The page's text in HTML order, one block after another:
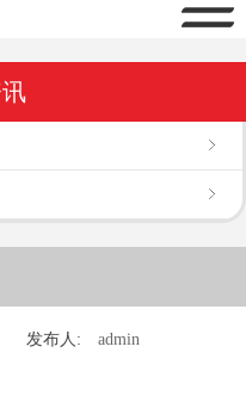
发布人: admin